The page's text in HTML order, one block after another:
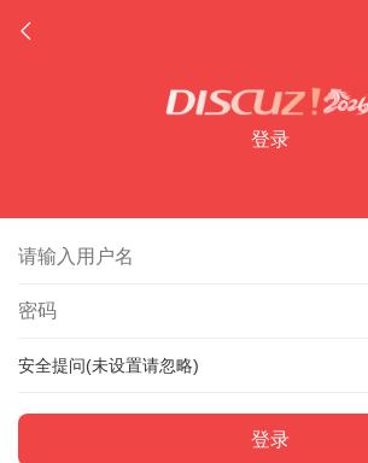
登录
安全提问(未设置请忽略)
登录